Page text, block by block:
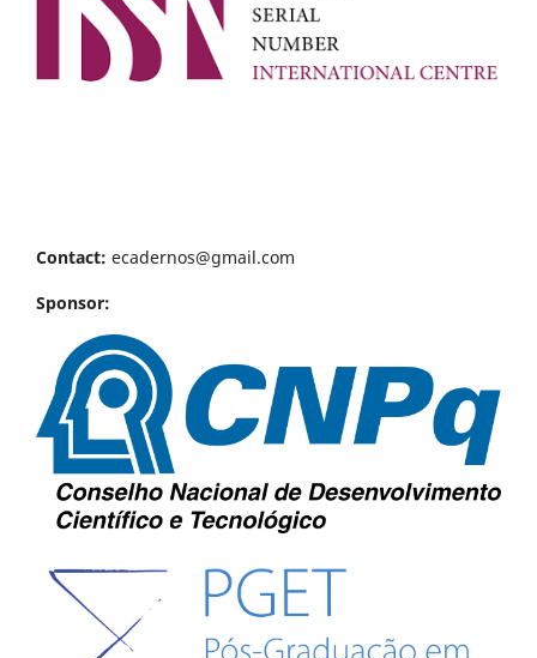
Contact: ecadernos@gmail.com
Sponsor: